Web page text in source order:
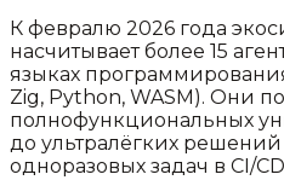
К февралю 2026 года
насчитывает более 15
языках
Zig, Python, WASM). Они
полнофункциональных
до ультралёгких решений
одноразовых задач в CI/